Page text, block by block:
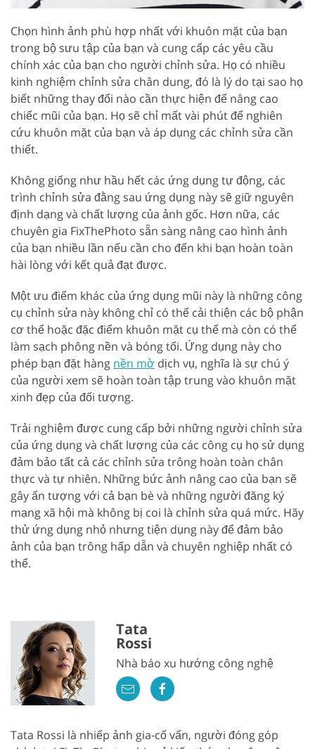
Chọn hình ảnh phù hợp nhất với khuôn mặt của bạn
trong bộ sưu tập của bạn và cung cấp các yêu cầu
chính xác của bạn cho người chỉnh sửa. Họ có nhiều
kinh nghiệm chỉnh sửa chân dung, đó là lý do tại sao họ
biết những thay đổi nào cần thực hiện để nâng cao
chiếc mũi của bạn. Họ sẽ chỉ mất vài phút để nghiên
cứu khuôn mặt của bạn và áp dụng các chỉnh sửa cần
thiết.
Không giống như hầu hết các ứng dụng tự động, các
trình chỉnh sửa đằng sau ứng dụng này sẽ giữ nguyên
định dạng và chất lượng của ảnh gốc. Hơn nữa, các
chuyên gia FixThePhoto sẵn sàng nâng cao hình ảnh
của bạn nhiều lần nếu cần cho đến khi bạn hoàn toàn
hài lòng với kết quả đạt được.
Một ưu điểm khác của ứng dụng mũi này là những công
cụ chỉnh sửa này không chỉ có thể cải thiện các bộ phận
cơ thể hoặc đặc điểm khuôn mặt cụ thể mà còn có thể
làm sạch phông nền và bóng tối. Ứng dụng này cho
phép bạn đặt hàng nền mờ dịch vụ, nghĩa là sự chú ý
của người xem sẽ hoàn toàn tập trung vào khuôn mặt
xinh đẹp của đối tượng.
Trải nghiệm được cung cấp bởi những người chỉnh sửa
của ứng dụng và chất lượng của các công cụ họ sử dụng
đảm bảo tất cả các chỉnh sửa trông hoàn toàn chân
thực và tự nhiên. Những bức ảnh nâng cao của bạn sẽ
gây ấn tượng với cả bạn bè và những người đăng ký
mạng xã hội mà không bị coi là chỉnh sửa quá mức. Hãy
thử ứng dụng nhỏ nhưng tiện dụng này để đảm bảo
ảnh của bạn trông hấp dẫn và chuyên nghiệp nhất có
thể.
Tata
Rossi
Nhà báo xu hướng công nghệ
Tata Rossi là nhiếp ảnh gia-cố vấn, người đóng góp